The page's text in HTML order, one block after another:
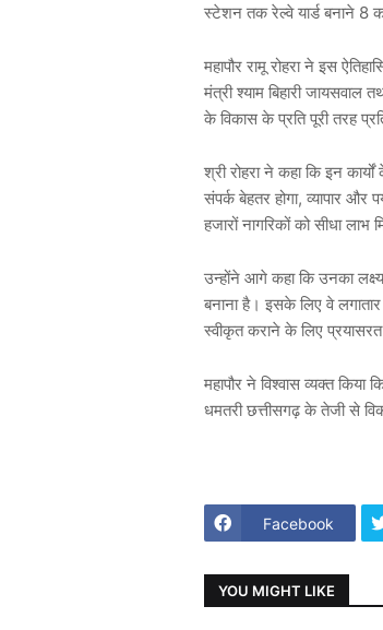
स्टेशन तक रेल्वे यार्ड बनाने 8
महापौर रामू रोहरा ने इस
मंत्री श्याम बिहारी जायसवाल
के विकास के प्रति पूरी तरह
श्री रोहरा ने कहा कि इन
संपर्क बेहतर होगा, व्यापार और
हजारों नागरिकों को सीधा
उन्होंने आगे कहा कि उनका
बनाना है। इसके लिए वे
स्वीकृत कराने के लिए
महापौर ने विश्वास व्यक्त
धमतरी छत्तीसगढ़ के तेजी से
Facebook
YOU MIGHT LIKE